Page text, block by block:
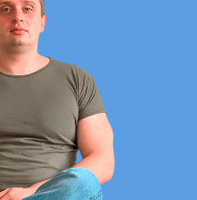
методов доступа —
ответ
с учетом